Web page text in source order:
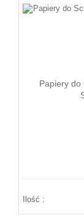
Papiery do
Ilość :